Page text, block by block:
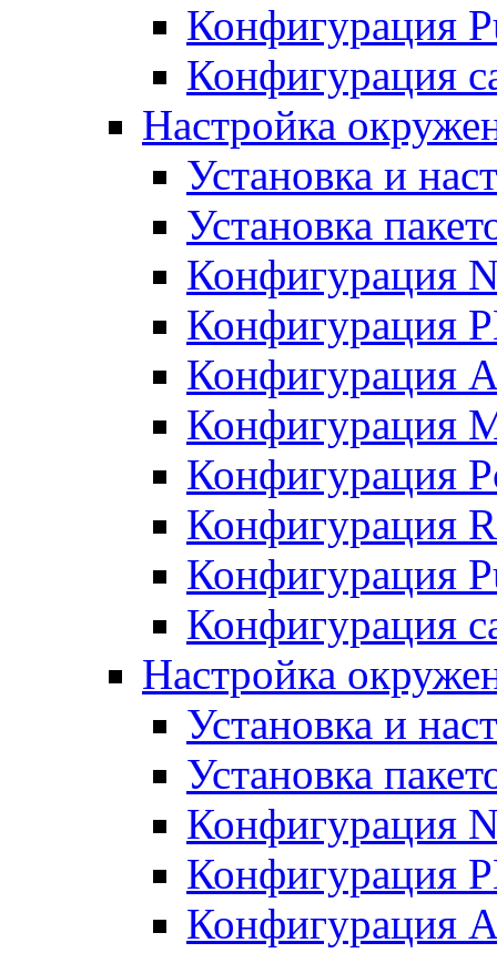
Конфигурация
Конфигурация
Настройка
Установка и
Установка
Конфигурация
Конфигурация
Конфигурация
Конфигурация
Конфигурация
Конфигурация
Конфигурация
Конфигурация
Настройка
Установка и
Установка
Конфигурация
Конфигурация
Конфигурация